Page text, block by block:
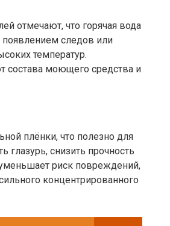
отмечают, что горячая вода
появлением следов или
температур.
состава моющего средства и
плёнки, что полезно для
снизить прочность
риск повреждений,
концентрированного